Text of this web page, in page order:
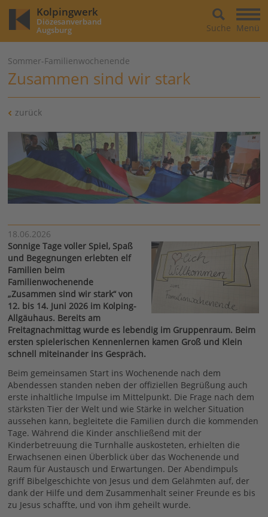
Kolpingwerk
Diözesanverband
Augsburg Menü
Suche
Sommer-Familienwochenende
Zusammen sind wir stark
zurück
18.06.2026
Sonnige Tage voller Spiel, Spaß
und Begegnungen erlebten elf
Familien beim
Familienwochenende
„Zusammen sind wir stark“ von
12. bis 14. Juni 2026 im Kolping-
Allgäuhaus. Bereits am
Freitagnachmittag wurde es lebendig im Gruppenraum. Beim
ersten spielerischen Kennenlernen kamen Groß und Klein
schnell miteinander ins Gespräch.
Beim gemeinsamen Start ins Wochenende nach dem
Abendessen standen neben der offiziellen Begrüßung auch
erste inhaltliche Impulse im Mittelpunkt. Die Frage nach dem
stärksten Tier der Welt und wie Stärke in welcher Situation
aussehen kann, begleitete die Familien durch die kommenden
Tage. Während die Kinder anschließend mit der
Kinderbetreuung die Turnhalle auskosteten, erhielten die
Erwachsenen einen Überblick über das Wochenende und
Raum für Austausch und Erwartungen. Der Abendimpuls
griff Bibelgeschichte von Jesus und dem Gelähmten auf, der
dank der Hilfe und dem Zusammenhalt seiner Freunde es bis
zu Jesus schaffte, und von ihm geheilt wurde.